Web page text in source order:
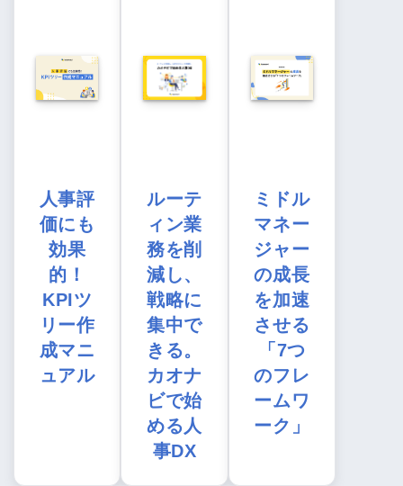
人事評
価にも
効果
的！
KPIツ
リー作
成マニ
ュアル
ルーテ
ィン業
務を削
減し、
戦略に
集中で
きる。
カオナ
ビで始
める人
事DX
ミドル
マネー
ジャー
の成長
を加速
させる
「7つ
のフレ
ームワ
ーク」